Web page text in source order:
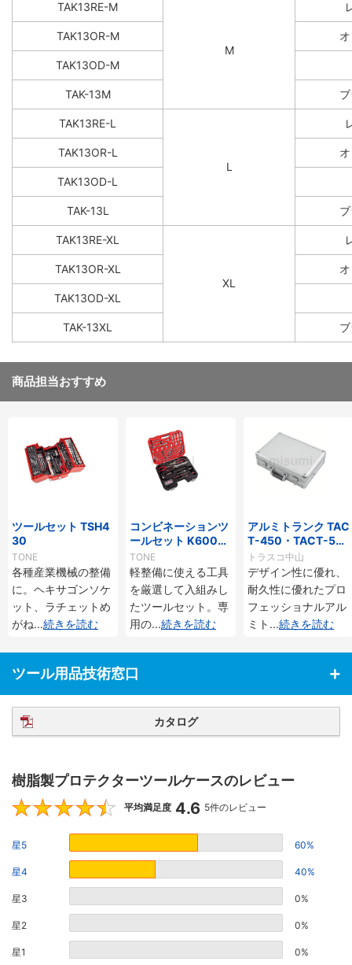
TAK13RE-M
M
TAK13OR-M
TAK13OD-M
TAK-13M
TAK13RE-L
L
TAK13OR-L
TAK13OD-L
TAK-13L
TAK13RE-XL
XL
TAK13OR-XL
TAK13OD-XL
TAK-13XL
商品担当おすすめ
ツールセット TSH4
30
TONE
各種産業機械の整備
に。ヘキサゴンソケ
ット、ラチェットめ
がね...続きを読む
コンビネーションツ
ールセット K600・
K700
TONE
軽整備に使える工具
を厳選して入組みし
たツールセット。専
用の...続きを読む
アルミトランク TAC
T-450・TACT-53
0
トラスコ中山
デザイン性に優れ、
耐久性に優れたプロ
フェッショナルアル
ミト ...続きを読む
ツール用品技術窓口
カタログ
樹脂製プロテクターツールケースのレビュー
4.6
平均満足度 4.6 5件のレビュー
星5 60%
星4 40%
星3 0%
星2 0%
星1 0%